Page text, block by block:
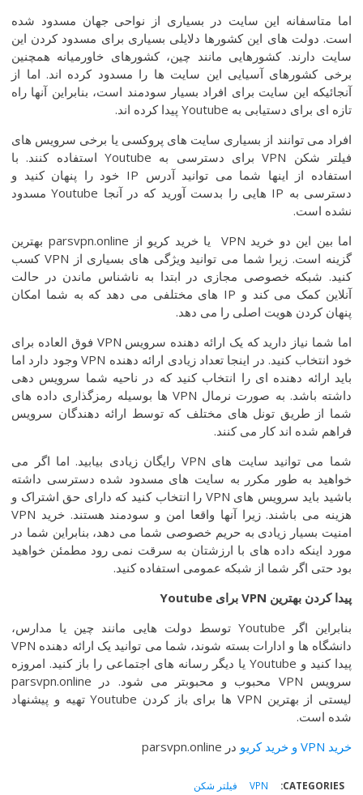
اما متاسفانه این سایت در بسیاری از نواحی جهان مسدود شده
است. دولت های این کشورها دلایلی بسیاری برای مسدود کردن این
سایت دارند. کشورهایی مانند چین، کشورهای خاورمیانه همچنین
برخی کشورهای آسیایی این سایت ها را مسدود کرده اند. اما از
آنجائیکه این سایت برای افراد بسیار سودمند است، بنابراین آنها راه
تازه ای برای دستیابی به Youtube پیدا کرده اند.
افراد می توانند از بسیاری سایت های پروکسی یا برخی سرویس های
فیلتر شکن VPN برای دسترسی به Youtube استفاده کنند. با
استفاده از اینها شما می توانید آدرس IP خود را پنهان کنید و
دسترسی به IP هایی را بدست آورید که در آنجا Youtube مسدود
نشده است.
اما بین این دو خرید VPN یا خرید کریو از parsvpn.online بهترین
گزینه است. زیرا شما می توانید ویژگی های بسیاری از VPN کسب
کنید. شبکه خصوصی مجازی در ابتدا به ناشناس ماندن در حالت
آنلاین کمک می کند و IP های مختلفی می دهد که به شما امکان
پنهان کردن هویت اصلی را می دهد.
اما شما نیاز دارید که یک ارائه دهنده سرویس VPN فوق العاده برای
خود انتخاب کنید. در اینجا تعداد زیادی ارائه دهنده VPN وجود دارد اما
باید ارائه دهنده ای را انتخاب کنید که در ناحیه شما سرویس دهی
داشته باشد. به صورت نرمال VPN ها بوسیله رمزگذاری داده های
شما از طریق تونل های مختلف که توسط ارائه دهندگان سرویس
فراهم شده اند کار می کنند.
شما می توانید سایت های VPN رایگان زیادی بیابید. اما اگر می
خواهید به طور مکرر به سایت های مسدود شده دسترسی داشته
باشید باید سرویس های VPN را انتخاب کنید که دارای حق اشتراک و
هزینه می باشند. زیرا آنها واقعا امن و سودمند هستند. خرید VPN
امنیت بسیار زیادی به حریم خصوصی شما می دهد، بنابراین شما در
مورد اینکه داده های با ارزشتان به سرقت نمی رود مطمئن خواهید
بود حتی اگر شما از شبکه عمومی استفاده کنید.
پیدا کردن بهترین VPN برای Youtube
بنابراین اگر Youtube توسط دولت هایی مانند چین یا مدارس،
دانشگاه ها و ادارات بسته شوند، شما می توانید یک ارائه دهنده VPN
پیدا کنید و Youtube یا دیگر رسانه های اجتماعی را باز کنید. امروزه
سرویس VPN محبوب و محبوبتر می شود. در parsvpn.online
لیستی از بهترین VPN ها برای باز کردن Youtube تهیه و پیشنهاد
شده است.
خرید VPN و خرید کریو
در parsvpn.online
CATEGORIES:
VPN فیلتر شکن